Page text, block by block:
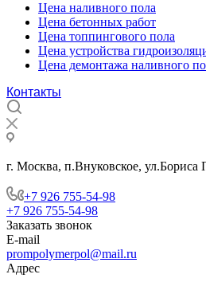
Цена наливного пола
Цена бетонных работ
Цена топпингового пола
Цена устройства
Цена демонтажа наливного
Контакты
г. Москва, п.Внуковское, ул.Бориса
+7 926 755-54-98
+7 926 755-54-98
Заказать звонок
E-mail
prompolymerpol@mail.ru
Адрес